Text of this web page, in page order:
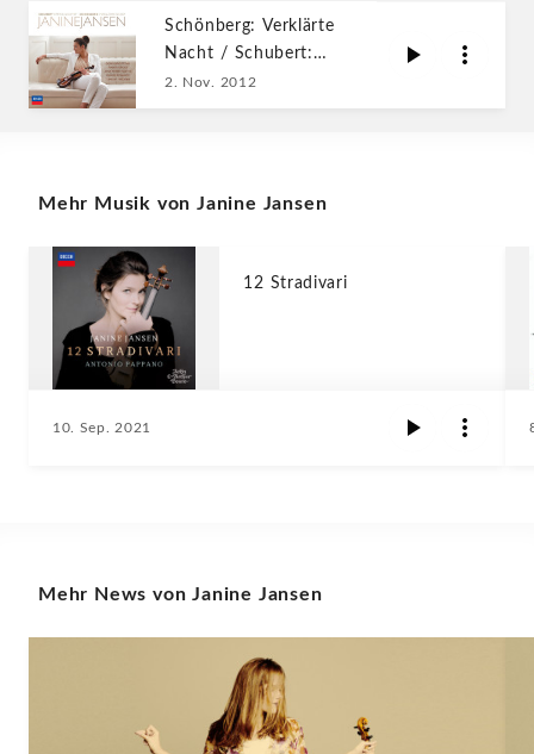
Schönberg: Verklärte
Nacht / Schubert:
Streichquintett
2. Nov. 2012
Mehr Musik von Janine Jansen
12 Stradivari
10. Sep. 2021
Mehr News von Janine Jansen